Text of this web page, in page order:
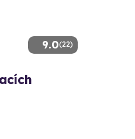
9.0(22)